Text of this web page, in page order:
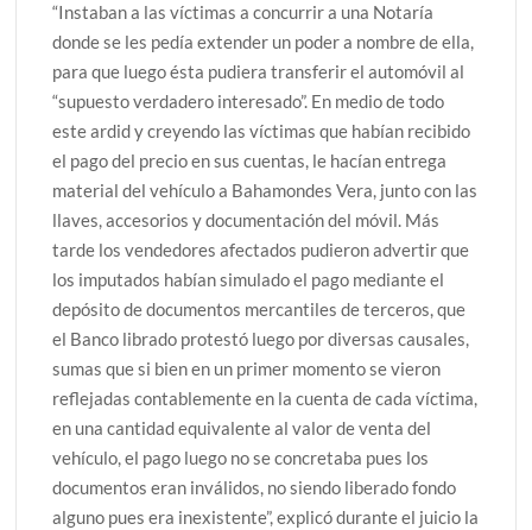
“Instaban a las víctimas a concurrir a una Notaría
donde se les pedía extender un poder a nombre de ella,
para que luego ésta pudiera transferir el automóvil al
“supuesto verdadero interesado”. En medio de todo
este ardid y creyendo las víctimas que habían recibido
el pago del precio en sus cuentas, le hacían entrega
material del vehículo a Bahamondes Vera, junto con las
llaves, accesorios y documentación del móvil. Más
tarde los vendedores afectados pudieron advertir que
los imputados habían simulado el pago mediante el
depósito de documentos mercantiles de terceros, que
el Banco librado protestó luego por diversas causales,
sumas que si bien en un primer momento se vieron
reflejadas contablemente en la cuenta de cada víctima,
en una cantidad equivalente al valor de venta del
vehículo, el pago luego no se concretaba pues los
documentos eran inválidos, no siendo liberado fondo
alguno pues era inexistente”, explicó durante el juicio la